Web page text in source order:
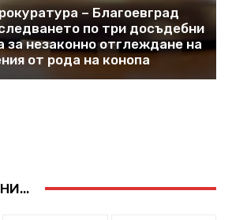
– Благоевград
по три досъдебни
за незаконно отглеждане на
от рода на конопа